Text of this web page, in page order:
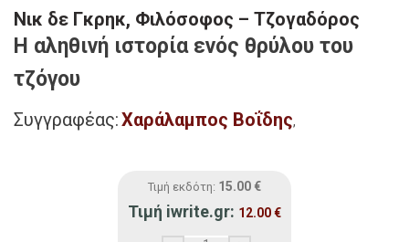
Νικ δε Γκρηκ, Φιλόσοφος – Τζογαδόρος
Η αληθινή ιστορία ενός θρύλου του
τζόγου
Συγγραφέας:Χαράλαµπος Βοΐδης,
Τιμή εκδότη: 15.00 €
Τιμή iwrite.gr: 12.00€